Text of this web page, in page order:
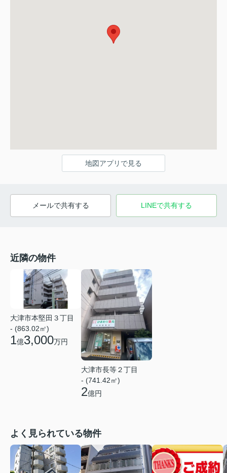
地図アプリで見る
メールで共有する LINEで共有する
近隣の物件
大津市本堅田３丁目
- (863.02㎡)
1億3,000万円
大津市長等２丁目
- (741.42㎡)
2億円
よく見られている物件